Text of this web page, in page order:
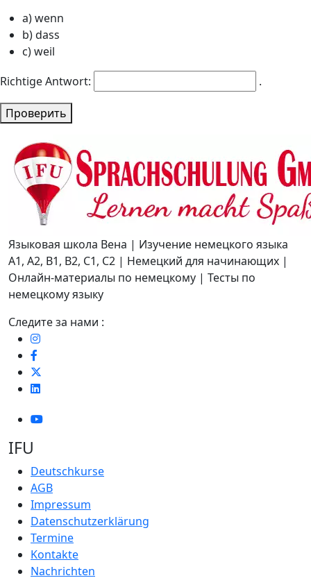
a) wenn
b) dass
c) weil
Richtige Antwort:
.
Проверить
Языковая школа Вена | Изучение немецкого языка
A1, A2, B1, B2, C1, C2 | Немецкий для начинающих |
Онлайн-материалы по немецкому | Тесты по
немецкому языку
Следите за нами :
IFU
Deutschkurse
AGB
Impressum
Datenschutzerklärung
Termine
Kontakte
Nachrichten